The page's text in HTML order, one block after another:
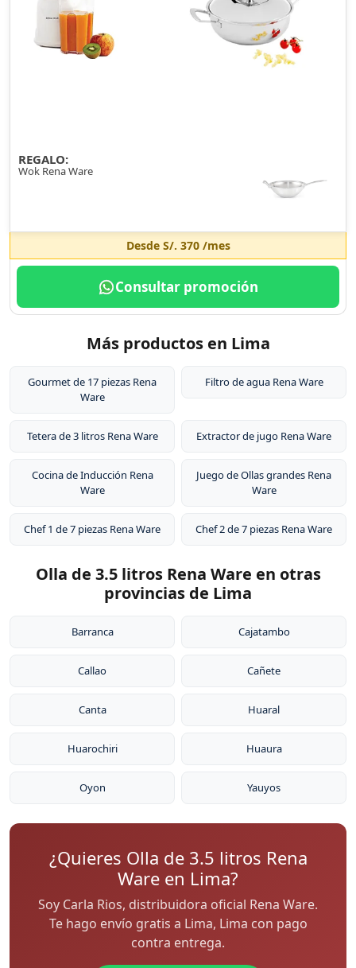
REGALO:
Wok Rena Ware
Desde S/. 370/mes
Consultar promoción
Más productos en Lima
Gourmet de 17 piezas Rena
Ware
Filtro de agua Rena Ware
Tetera de 3 litros Rena Ware Extractor de jugo Rena Ware
Cocina de Inducción Rena
Ware
Juego de Ollas grandes Rena
Ware
Chef 1 de 7 piezas Rena Ware Chef 2 de 7 piezas Rena Ware
Olla de 3.5 litros Rena Ware en otras
provincias de Lima
Barranca Cajatambo
Callao Cañete
Canta Huaral
Huarochiri Huaura
Oyon Yauyos
¿Quieres Olla de 3.5 litros Rena
Ware en Lima?
Soy Carla Rios, distribuidora oficial Rena Ware.
Te hago envío gratis a Lima, Lima con pago
contra entrega.